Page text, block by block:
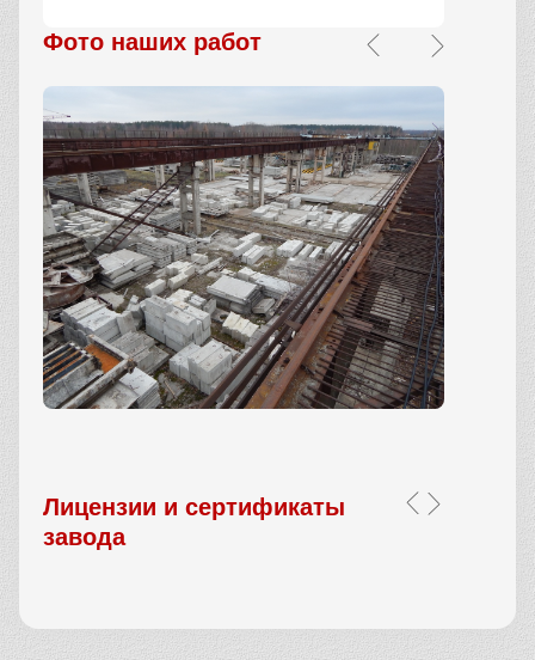
Фото наших работ
Лицензии и сертификаты
завода